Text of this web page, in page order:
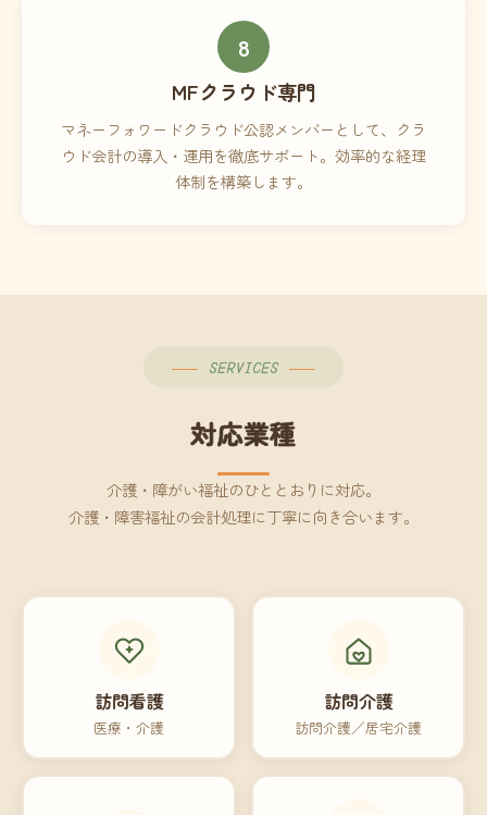
8
MFクラウド専門
マネーフォワードクラウド公認メンバーとして、クラ
ウド会計の導入・運用を徹底サポート。効率的な経理
体制を構築します。
SERVICES
対応業種
介護・障がい福祉のひととおりに対応。
介護・障害福祉の会計処理に丁寧に向き合います。
訪問看護
医療・介護
訪問介護
訪問介護／居宅介護